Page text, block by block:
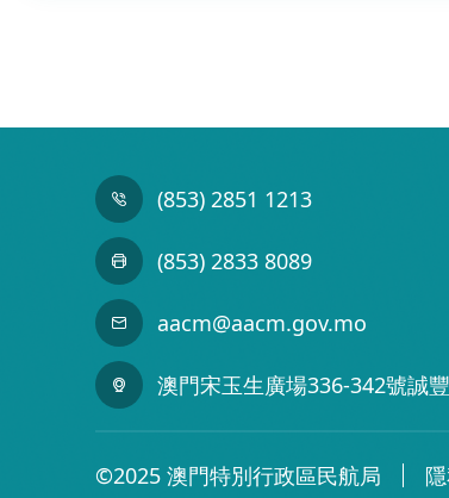
(853) 2851 1213
(853) 2833 8089
aacm@aacm.gov.mo
澳門宋玉生廣場336-342號誠
©2025 澳門特別行政區民航局